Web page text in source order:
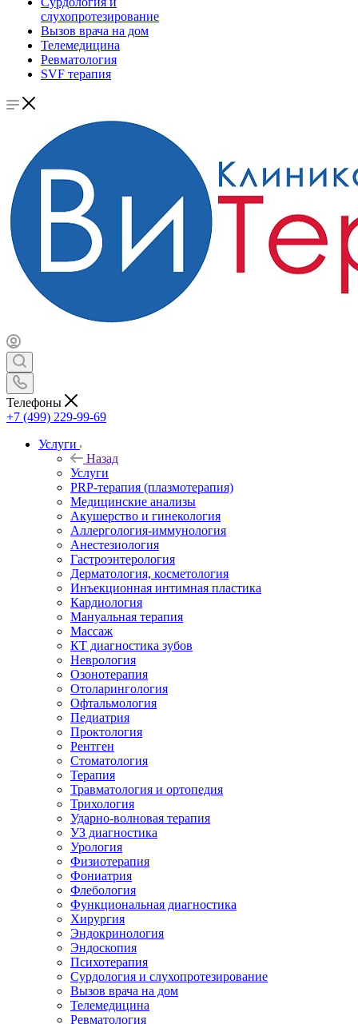
слухопротезирование
Вызов врача на дом
Телемедицина
Ревматология
SVF терапия
Телефоны
+7 (499) 229-99-69
Услуги
Назад
Услуги
PRP-терапия (плазмотерапия)
Медицинские анализы
Акушерство и гинекология
Аллергология-иммунология
Анестезиология
Гастроэнтерология
Дерматология, косметология
Инъекционная интимная пластика
Кардиология
Мануальная терапия
Массаж
КТ диагностика зубов
Неврология
Озонотерапия
Отоларингология
Офтальмология
Педиатрия
Проктология
Рентген
Стоматология
Терапия
Травматология и ортопедия
Трихология
Ударно-волновая терапия
УЗ диагностика
Урология
Физиотерапия
Фониатрия
Флебология
Функциональная диагностика
Хирургия
Эндокринология
Эндоскопия
Психотерапия
Сурдология и слухопротезирование
Вызов врача на дом
Телемедицина
Ревматология